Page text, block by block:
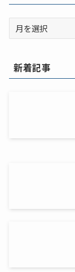
ー
イ
ブ
新着記事